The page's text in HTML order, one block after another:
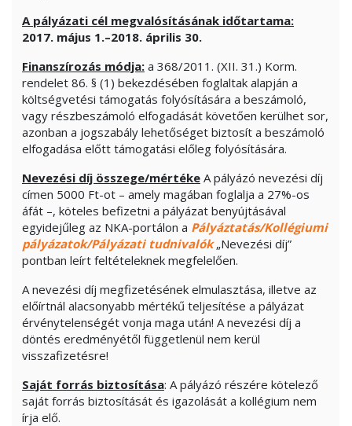
A pályázati cél megvalósításának időtartama:
2017. május 1.–2018. április 30.
Finanszírozás módja: a 368/2011. (XII. 31.) Korm.
rendelet 86. § (1) bekezdésében foglaltak alapján a
költségvetési támogatás folyósítására a beszámoló,
vagy részbeszámoló elfogadását követően kerülhet sor,
azonban a jogszabály lehetőséget biztosít a beszámoló
elfogadása előtt támogatási előleg folyósítására.
Nevezési díj összege/mértéke A pályázó nevezési díj
címen 5000 Ft-ot – amely magában foglalja a 27%-os
áfát –, köteles befizetni a pályázat benyújtásával
egyidejűleg az NKA-portálon a Pályáztatás/Kollégiumi
pályázatok/Pályázati tudnivalók„Nevezési díj”
pontban leírt feltételeknek megfelelően.
A nevezési díj megfizetésének elmulasztása, illetve az
előírtnál alacsonyabb mértékű teljesítése a pályázat
érvénytelenségét vonja maga után! A nevezési díj a
döntés eredményétől függetlenül nem kerül
visszafizetésre!
Saját forrás biztosítása: A pályázó részére kötelező
saját forrás biztosítását és igazolását a kollégium nem
írja elő.